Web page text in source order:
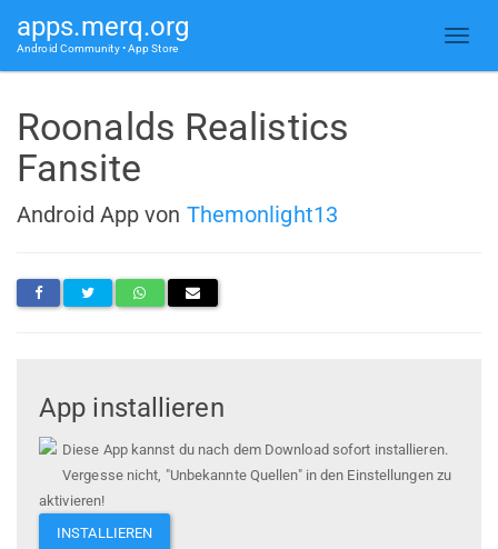
apps.merq.org
Android Community • App Store
Roonalds Realistics
Fansite
Android App von Themonlight13
App installieren
Diese App kannst du nach dem Download sofort installieren.
Vergesse nicht, "Unbekannte Quellen" in den Einstellungen zu
aktivieren!
INSTALLIEREN